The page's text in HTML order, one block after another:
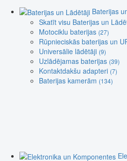
Baterijas
Skatīt visu Baterijas un
Motociklu baterijas (27)
Rūpnieciskās baterijas un
Universālie lādētāji (9)
Uzlādējamas baterijas (39)
Kontaktdakšu adapteri (7)
Baterijas kamerām (134)